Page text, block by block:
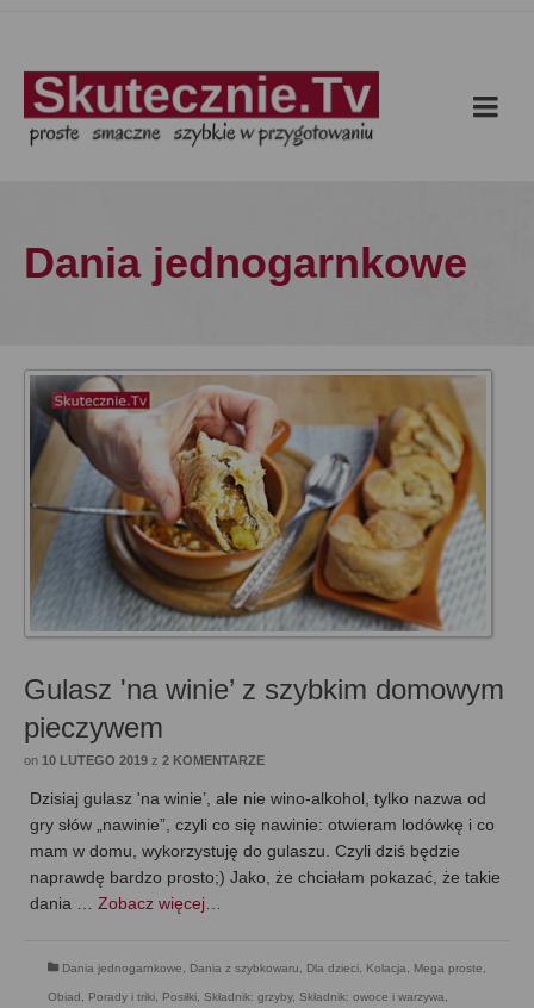
Dania jednogarnkowe
Gulasz 'na winie’ z szybkim domowym
pieczywem
on 10 LUTEGO 2019 z 2 KOMENTARZE
Dzisiaj gulasz 'na winie’, ale nie wino-alkohol, tylko nazwa od
gry słów „nawinie”, czyli co się nawinie: otwieram lodówkę i co
mam w domu, wykorzystuję do gulaszu. Czyli dziś będzie
naprawdę bardzo prosto;) Jako, że chciałam pokazać, że takie
dania … Zobacz więcej…
Dania jednogarnkowe, Dania z szybkowaru, Dla dzieci, Kolacja, Mega proste,
Obiad, Porady i triki, Posiłki, Składnik: grzyby, Składnik: owoce i warzywa,